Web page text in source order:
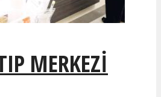
MERKEZI